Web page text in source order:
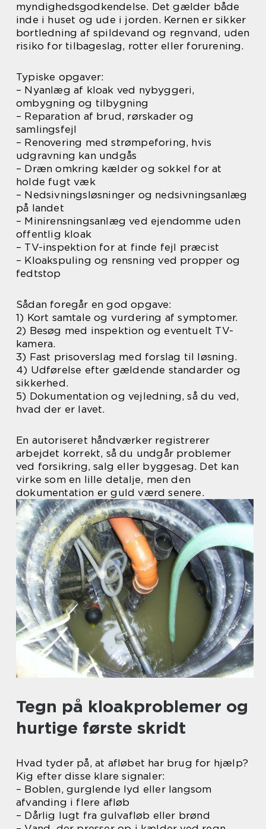
myndighedsgodkendelse. Det gælder både
inde i huset og ude i jorden. Kernen er sikker
bortledning af spildevand og regnvand, uden
risiko for tilbageslag, rotter eller forurening.
Typiske opgaver:
– Nyanlæg af kloak ved nybyggeri,
ombygning og tilbygning
– Reparation af brud, rørskader og
samlingsfejl
– Renovering med strømpeforing, hvis
udgravning kan undgås
– Dræn omkring kælder og sokkel for at
holde fugt væk
– Nedsivningsløsninger og nedsivningsanlæg
på landet
– Minirensningsanlæg ved ejendomme uden
offentlig kloak
– TV-inspektion for at finde fejl præcist
– Kloakspuling og rensning ved propper og
fedtstop
Sådan foregår en god opgave:
1) Kort samtale og vurdering af symptomer.
2) Besøg med inspektion og eventuelt TV-
kamera.
3) Fast prisoverslag med forslag til løsning.
4) Udførelse efter gældende standarder og
sikkerhed.
5) Dokumentation og vejledning, så du ved,
hvad der er lavet.
En autoriseret håndværker registrerer
arbejdet korrekt, så du undgår problemer
ved forsikring, salg eller byggesag. Det kan
virke som en lille detalje, men den
dokumentation er guld værd senere.
Tegn på kloakproblemer og
hurtige første skridt
Hvad tyder på, at afløbet har brug for hjælp?
Kig efter disse klare signaler:
– Boblen, gurglende lyd eller langsom
afvanding i flere afløb
– Dårlig lugt fra gulvafløb eller brønd